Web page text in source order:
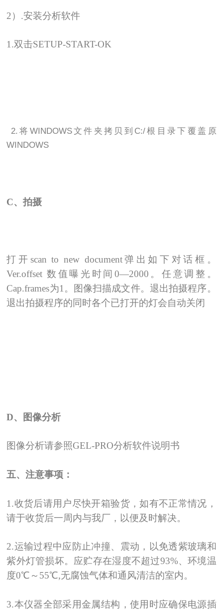
2）.安装分析软件
1.双击SETUP-START-OK
2. 将 WINDOWS文件夹拷贝到 C:/根目录下覆盖原
WINDOWS
C、拍摄
打开scan to new document弹出如下对话框。
Ver.offset 数值曝光时间0—2000。任意调整。
Cap.frames为1。图像扫描成文件。退出拍摄程序。
退出拍摄程序的同时各个已打开的灯会自动关闭
D、 图像分析
图像分析请参照GEL-PRO分析软件说明书
五、注意事项：
1.收货后请用户尽快开箱验货，如有不正常情况，
请于收货后一周内与我厂，以便及时解决。
2.运输过程中应防止冲撞、震动，以免透紫玻璃和
紫外灯管损坏。应贮存在湿度不超过93%、环境温
度0℃ ～ 55℃,无腐蚀气体和通风清洁的室内。
3.本仪器全部采用金属结构，使用时应确保电源插